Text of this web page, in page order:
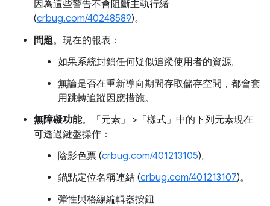
因為這些警告不會阻斷主執行緒
(crbug.com/40248589)。
問題。現在的報表：
如果系統封鎖任何疑似追蹤使用者的資源。
無論是否在重新導向期間存取儲存空間，都會套
用跳轉追蹤因應措施。
無障礙功能。「元素」 >「樣式」 中的下列元素現在
可透過鍵盤操作：
陰影色票 (crbug.com/401213105)。
錨點定位名稱連結 (crbug.com/401213107)。
彈性與格線編輯器按鈕